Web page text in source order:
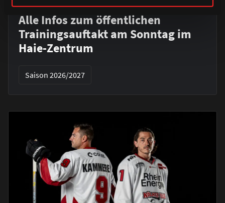
DONNERSTAG, 06. AUGUST 2026
Alle Infos zum öffentlichen
Trainingsauftakt am Sonntag im
Haie-Zentrum
Saison 2026/2027